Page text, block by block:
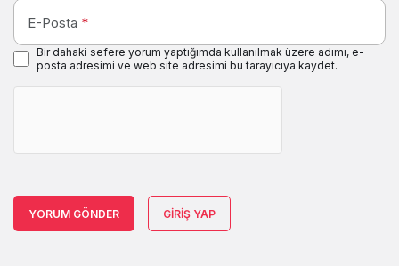
E-Posta *
Bir dahaki sefere yorum yaptığımda kullanılmak üzere adımı, e-
posta adresimi ve web site adresimi bu tarayıcıya kaydet.
YORUM GÖNDER GIRIŞ YAP